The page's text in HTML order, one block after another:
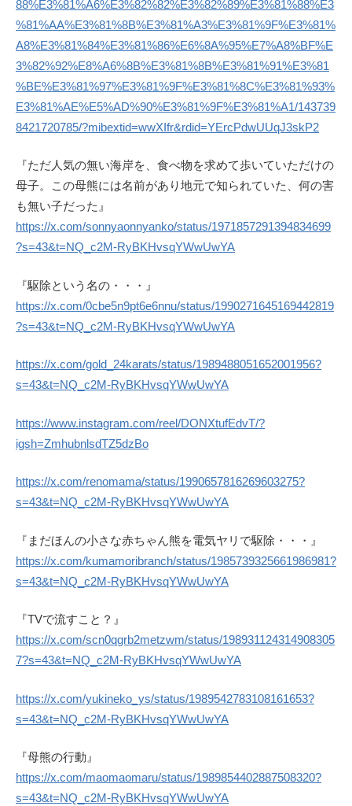
88%E3%81%A6%E3%82%82%E3%82%89%E3%81%88%E3
%81%AA%E3%81%8B%E3%81%A3%E3%81%9F%E3%81%
A8%E3%81%84%E3%81%86%E6%8A%95%E7%A8%BF%E
3%82%92%E8%A6%8B%E3%81%8B%E3%81%91%E3%81
%BE%E3%81%97%E3%81%9F%E3%81%8C%E3%81%93%
E3%81%AE%E5%AD%90%E3%81%9F%E3%81%A1/143739
8421720785/?mibextid=wwXIfr&rdid=YErcPdwUUqJ3skP2
『ただ人気の無い海岸を、食べ物を求めて歩いていただけの
母子。この母熊には名前があり地元で知られていた、何の害
も無い子だった』
https://x.com/sonnyaonnyanko/status/1971857291394834699
?s=43&t=NQ_c2M-RyBKHvsqYWwUwYA
『駆除という名の・・・』
https://x.com/0cbe5n9pt6e6nnu/status/1990271645169442819
?s=43&t=NQ_c2M-RyBKHvsqYWwUwYA
https://x.com/gold_24karats/status/1989488051652001956?
s=43&t=NQ_c2M-RyBKHvsqYWwUwYA
https://www.instagram.com/reel/DONXtufEdvT/?
igsh=ZmhubnlsdTZ5dzBo
https://x.com/renomama/status/1990657816269603275?
s=43&t=NQ_c2M-RyBKHvsqYWwUwYA
『まだほんの小さな赤ちゃん熊を電気ヤリで駆除・・・』
https://x.com/kumamoribranch/status/1985739325661986981?
s=43&t=NQ_c2M-RyBKHvsqYWwUwYA
『TVで流すこと？』
https://x.com/scn0qgrb2metzwm/status/198931124314908305
7?s=43&t=NQ_c2M-RyBKHvsqYWwUwYA
https://x.com/yukineko_ys/status/1989542783108161653?
s=43&t=NQ_c2M-RyBKHvsqYWwUwYA
『母熊の行動』
https://x.com/maomaomaru/status/1989854402887508320?
s=43&t=NQ_c2M-RyBKHvsqYWwUwYA